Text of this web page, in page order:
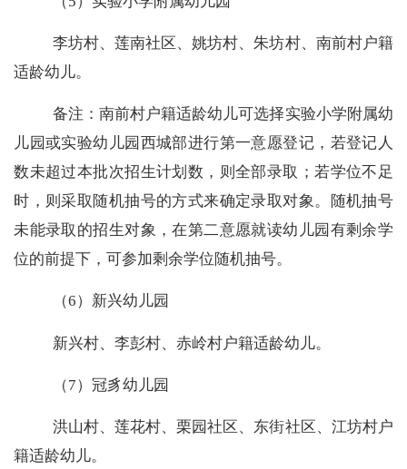
李坊村、莲南社区、姚坊村、朱坊村、南前村户籍
适龄幼儿。
备注：南前村户籍适龄幼儿可选择实验小学附属幼
儿园或实验幼儿园西城部进行第一意愿登记，若登记人
数未超过本批次招生计划数，则全部录取；若学位不足
时，则采取随机抽号的方式来确定录取对象。随机抽号
未能录取的招生对象，在第二意愿就读幼儿园有剩余学
位的前提下，可参加剩余学位随机抽号。
（6）新兴幼儿园
新兴村、李彭村、赤岭村户籍适龄幼儿。
（7）冠豸幼儿园
洪山村、莲花村、栗园社区、东街社区、江坊村户
籍适龄幼儿。